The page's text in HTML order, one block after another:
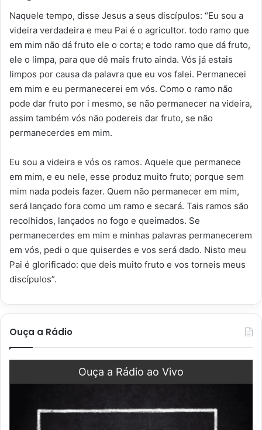
Naquele tempo, disse Jesus a seus discípulos: “Eu sou a
videira verdadeira e meu Pai é o agricultor. todo ramo que
em mim não dá fruto ele o corta; e todo ramo que dá fruto,
ele o limpa, para que dê mais fruto ainda. Vós já estais
limpos por causa da palavra que eu vos falei. Permanecei
em mim e eu permanecerei em vós. Como o ramo não
pode dar fruto por i mesmo, se não permanecer na videira,
assim também vós não podereis dar fruto, se não
permanecerdes em mim.
Eu sou a videira e vós os ramos. Aquele que permanece
em mim, e eu nele, esse produz muito fruto; porque sem
mim nada podeis fazer. Quem não permanecer em mim,
será lançado fora como um ramo e secará. Tais ramos são
recolhidos, lançados no fogo e queimados. Se
permanecerdes em mim e minhas palavras permanecerem
em vós, pedi o que quiserdes e vos será dado. Nisto meu
Pai é glorificado: que deis muito fruto e vos torneis meus
discípulos”.
Ouça a Rádio
Ouça a Rádio ao Vivo